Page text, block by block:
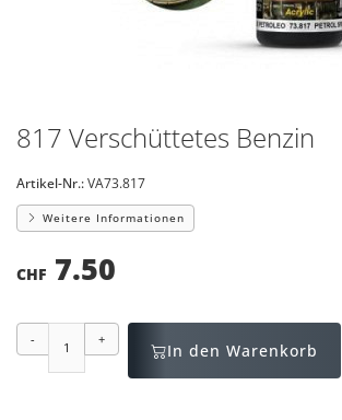
817 Verschüttetes Benzin
Artikel-Nr.:VA73.817
Weitere Informationen
CHF 7.50
- +
In den Warenkorb